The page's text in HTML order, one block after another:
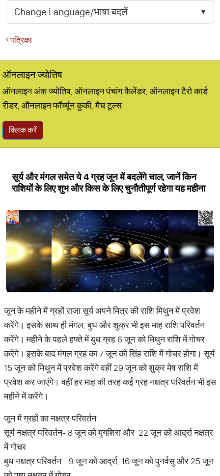
पत्रिका
ऑनलाइन ज्योतिष
ऑनलाइन अंक ज्योतिष, ऑनलाइन पंचांग कैलेंडर, ऑनलाइन टैरो कार्ड
रीडर, ऑनलाइन फॉर्च्यून कुकी, मैच टूल्स
क्लिक करें
सूर्य और मंगल समेत ये 4 ग्रह जून में बदलेंगे चाल, जानें किन
राशियों के लिए शुभ और किस के लिए चुनौतीपूर्ण रहेगा यह महीना
जून के महीने में ग्रहों राजा सूर्य अपने मित्र की राशि मिथुन में प्रवेश
करेंगे। इसके साथ ही मंगल, बुध और शुक्र भी इस माह राशि परिवर्तन
करेंगे। महीने के पहले हफ्ते में बुध ग्रह 6 जून को मिथुन राशि में गोचर
करेंगे। इसके बाद मंगल ग्रह का 7 जून को सिंह राशि में गोचर होगा। सूर्य
15 जून को मिथुन में प्रवेश करेंगे वहीं 29 जून को शुक्र मेष राशि में
प्रवेश कर जाएंगे। वहीं हर माह की तरह कई ग्रह नक्षत्र परिवर्तन भी इस
महीने में करेंगे।
जून में ग्रहों का नक्षत्र परिवर्तन
सूर्य नक्षत्र परिवर्तन- 8 जून को मृगशिरा और 22 जून को आर्द्रा नक्षत्र
में गोचर
बुध नक्षत्र परिवर्तन- 9 जून को आर्द्रा, 16 जून को पुनर्वसु और 25 जून